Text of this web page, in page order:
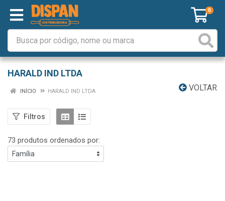
0
HARALD IND LTDA
VOLTAR
INÍCIO HARALD IND LTDA
Filtros
73 produtos ordenados por: